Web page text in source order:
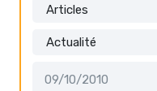
Articles
Actualité
09/10/2010